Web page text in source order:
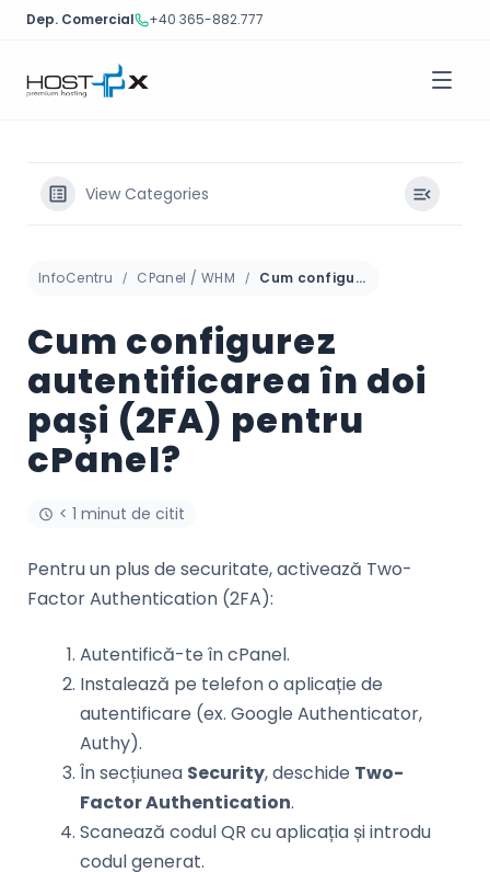
Dep. Comercial +40 365-882.777
conținut
View Categories
InfoCentru CPanel / WHM Cum configurez autentificarea în doi pași (2FA) pentru cPanel?
Cum configurez
autentificarea în doi
pași (2FA) pentru
cPanel?
< 1 minut de citit
Pentru un plus de securitate, activează Two-
Factor Authentication (2FA):
Autentifică-te în cPanel.
Instalează pe telefon o aplicație de
autentificare (ex. Google Authenticator,
Authy).
În secțiunea Security, deschide Two-
Factor Authentication.
Scanează codul QR cu aplicația și introdu
codul generat.